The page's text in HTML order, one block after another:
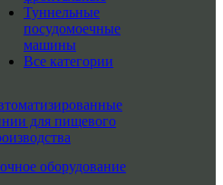
Туннельные
посудомоечные
машины
Все категории
для пищевого
оборудование